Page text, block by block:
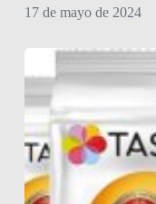
17 de mayo de 2024